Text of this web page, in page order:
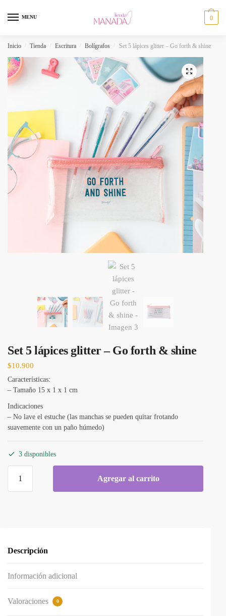
MENU 0
Inicio Tienda Escritura Bolígrafos Set 5 lápices glitter – Go forth & shine
🔍
Set 5 lápices glitter – Go forth & shine
$10.900
Características:
– Tamaño 15 x 1 x 1 cm
Indicaciones
– No lave el estuche (las manchas se pueden quitar frotando
suavemente con un paño húmedo)
3 disponibles
Agregar al carrito
Descripción
Información adicional
Valoraciones 0